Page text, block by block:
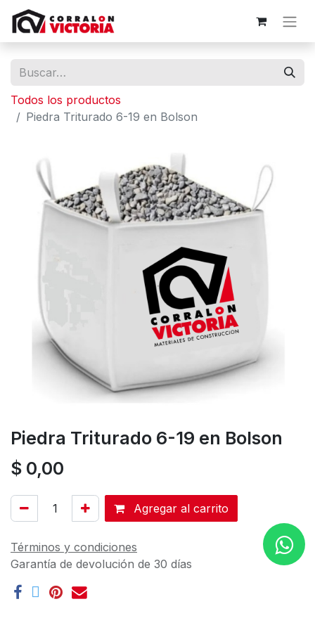
Todos los productos
Piedra Triturado 6-19 en Bolson
Piedra Triturado 6-19 en Bolson
$ 0,00
Agregar al carrito
Términos y condiciones
Garantía de devolución de 30 días